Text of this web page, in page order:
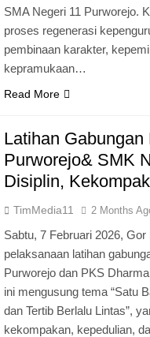
SMA Negeri 11 Purworejo.
proses regenerasi
pembinaan karakter,
kepramukaan…
Read More
Latihan
Purworejo& SMK
Disiplin,
TimMedia11 2 Months
Sabtu, 7 Februari 2026,
pelaksanaan latihan
Purworejo dan PKS
ini mengusung tema “Satu
dan Tertib Berlalu Lintas”,
kekompakan, kepedulian,